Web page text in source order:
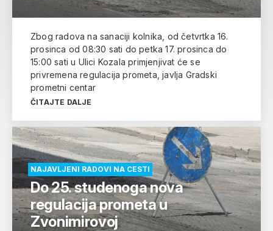
Zbog radova na sanaciji kolnika, od četvrtka 16.
prosinca od 08:30 sati do petka 17. prosinca do
15:00 sati u Ulici Kozala primjenjivat će se
privremena regulacija prometa, javlja Gradski
prometni centar
ČITAJTE DALJE
NAJAVLJENI RADOVI NA CESTI
Do 25. studenoga nova
regulacija prometa u
Zvonimirovoj